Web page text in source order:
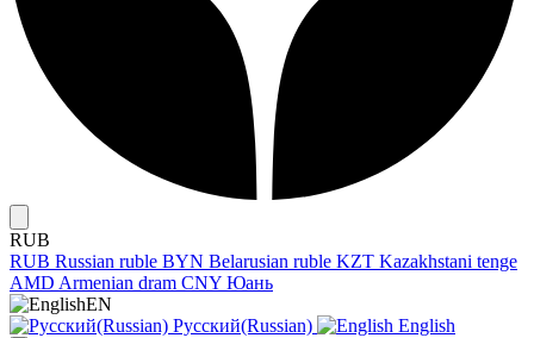
RUB
RUB Russian ruble BYN Belarusian ruble KZT Kazakhstani tenge
AMD Armenian dram CNY Юань
EN
Русский(Russian)
English